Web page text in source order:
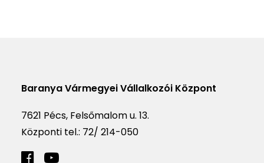
Baranya Vármegyei Vállalkozói Központ
7621 Pécs, Felsőmalom u. 13.
Központi tel.: 72/ 214-050